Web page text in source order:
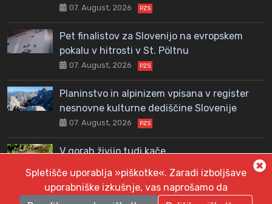
07. August, 2026 PZS
Pet finalistov za Slovenijo na evropskem
pokalu v hitrosti v St. Pöltnu
07. August, 2026 PZS
Planinstvo in alpinizem vpisana v register
nesnovne kulturne dediščine Slovenije
07. August, 2026 PZS
V gorah živijo tudi kače
Spletišče uporablja »piškotke«. Zaradi izboljšave
uporabniške izkušnje, vas naprošamo da